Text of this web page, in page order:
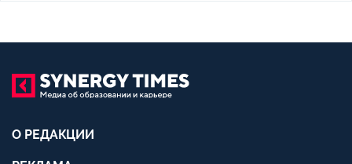
О РЕДАКЦИИ